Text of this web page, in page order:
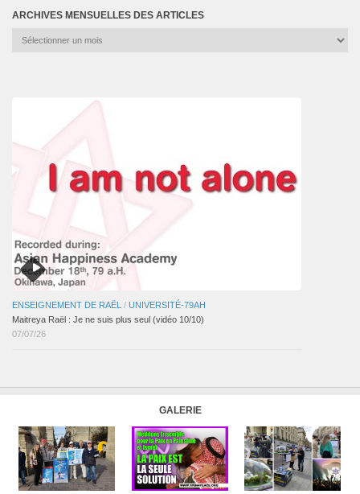
ARCHIVES MENSUELLES DES ARTICLES
Archives
ENSEIGNEMENT DE RAËL / UNIVERSITÉ-79AH
Maitreya Raël : Je ne suis plus seul (vidéo 10/10)
07/07/26
GALERIE